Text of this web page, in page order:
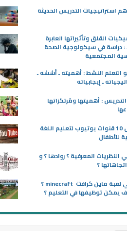
استراتيجيات التدريس الحديثة
القلق وتأثيراتها العابرة
: دراسة في سيكولوجية الصحة
المجتمعية
التعلم النشط : أهميته ـ أسُسُه ـ
ـ إيجابياته
: أهميتها ومُرتكزاتها
أفضل 10 قنوات يوتيوب لتعليم اللغة
للأطفال
النظريات المعرفية ؟ روادها ؟ و
؟
ماهي لعبة ماين كرافت minecraft ؟
يمكن توظيفها في التعليم ؟